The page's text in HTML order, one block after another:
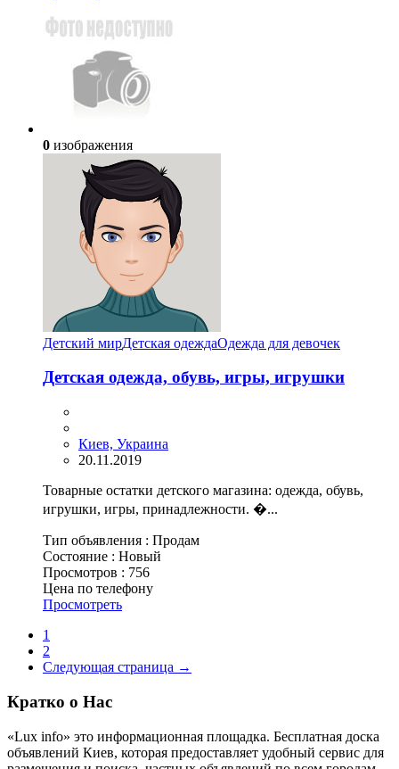
0 изображения
Детский мирДетская одеждаОдежда для девочек
Детская одежда, обувь, игры, игрушки
Киев, Украина
20.11.2019
Товарные остатки детского магазина: одежда, обувь,
игрушки, игры, принадлежности. �...
Тип объявления : Продам
Состояние : Новый
Просмотров : 756
Цена по телефону
Просмотреть
1
2
Следующая страница →
Кратко о Нас
«Lux info» это информационная площадка. Бесплатная доска
объявлений Киев, которая предоставляет удобный сервис для